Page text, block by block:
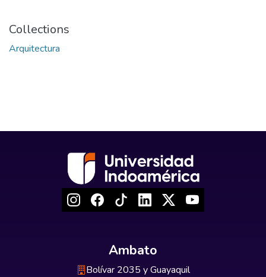
Collections
Arquitectura
Ambato
Bolívar 2035 y Guayaquil